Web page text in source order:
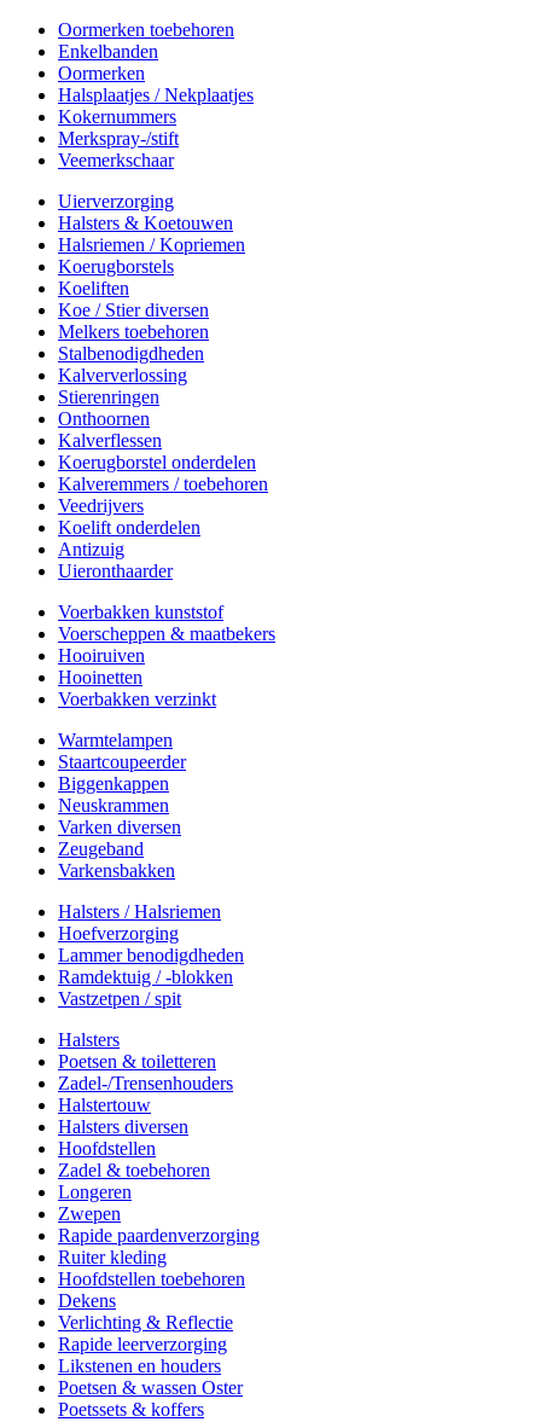
Oormerken toebehoren
Enkelbanden
Oormerken
Halsplaatjes / Nekplaatjes
Kokernummers
Merkspray-/stift
Veemerkschaar
Uierverzorging
Halsters & Koetouwen
Halsriemen / Kopriemen
Koerugborstels
Koeliften
Koe / Stier diversen
Melkers toebehoren
Stalbenodigdheden
Kalververlossing
Stierenringen
Onthoornen
Kalverflessen
Koerugborstel onderdelen
Kalveremmers / toebehoren
Veedrijvers
Koelift onderdelen
Antizuig
Uieronthaarder
Voerbakken kunststof
Voerscheppen & maatbekers
Hooiruiven
Hooinetten
Voerbakken verzinkt
Warmtelampen
Staartcoupeerder
Biggenkappen
Neuskrammen
Varken diversen
Zeugeband
Varkensbakken
Halsters / Halsriemen
Hoefverzorging
Lammer benodigdheden
Ramdektuig / -blokken
Vastzetpen / spit
Halsters
Poetsen & toiletteren
Zadel-/Trensenhouders
Halstertouw
Halsters diversen
Hoofdstellen
Zadel & toebehoren
Longeren
Zwepen
Rapide paardenverzorging
Ruiter kleding
Hoofdstellen toebehoren
Dekens
Verlichting & Reflectie
Rapide leerverzorging
Likstenen en houders
Poetsen & wassen Oster
Poetssets & koffers